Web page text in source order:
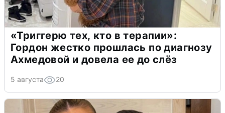
«Триггерю тех, кто в терапии»:
Гордон жестко прошлась по диагнозу
Ахмедовой и довела ее до слёз
5 августа 20